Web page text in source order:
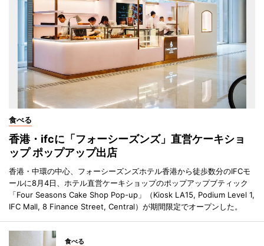
食べる
香港・ifcに「フォーシーズンズ」直営ケーキショ
ップ ポップアップ出店
香港・中環の中心、フォーシーズンズホテル香港から徒歩数分のIFCモ
ールに8月4日、ホテル直営ケーキショップのポップアップブティック
「Four Seasons Cake Shop Pop-up」（Kiosk LA15, Podium Level 1,
IFC Mall, 8 Finance Street, Central）が期間限定でオープンした。
食べる